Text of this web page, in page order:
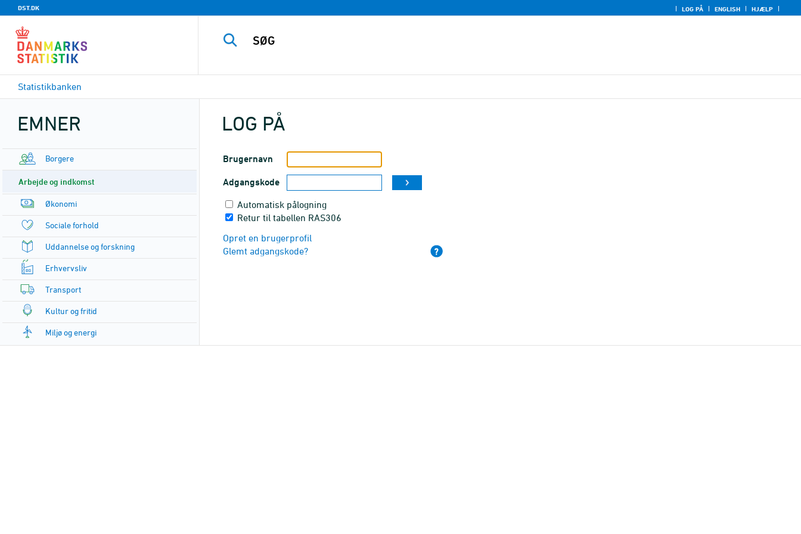
DST.DK LOG PÅ ENGLISH HJÆLP
Statistikbanken
EMNER
Borgere
Arbejde og indkomst
Økonomi
Sociale forhold
Uddannelse og forskning
Erhvervsliv
Transport
Kultur og fritid
Miljø og energi
LOG PÅ
Brugernavn
Adgangskode
Automatisk pålogning
Retur til tabellen RAS306
Opret en brugerprofil
Glemt adgangskode?